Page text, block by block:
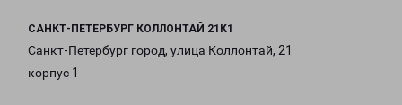
САНКТ-ПЕТЕРБУРГ КОЛЛОНТАЙ 21К1
Санкт-Петербург город, улица Коллонтай, 21
корпус 1